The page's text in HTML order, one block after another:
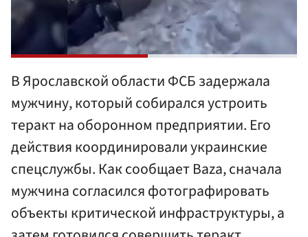
В Ярославской области ФСБ задержала
мужчину, который собирался устроить
теракт на оборонном предприятии. Его
действия координировали украинские
спецслужбы. Как сообщает Baza, сначала
мужчина согласился фотографировать
объекты критической инфраструктуры, а